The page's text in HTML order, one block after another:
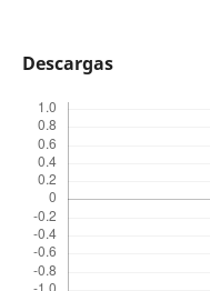
Descargas